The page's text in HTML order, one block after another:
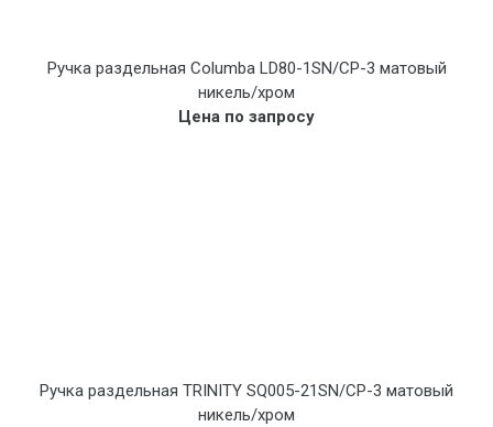
Ручка раздельная Columba LD80-1SN/CP-3 матовый
никель/хром
Цена по запросу
Ручка раздельная TRINITY SQ005-21SN/CP-3 матовый
никель/хром